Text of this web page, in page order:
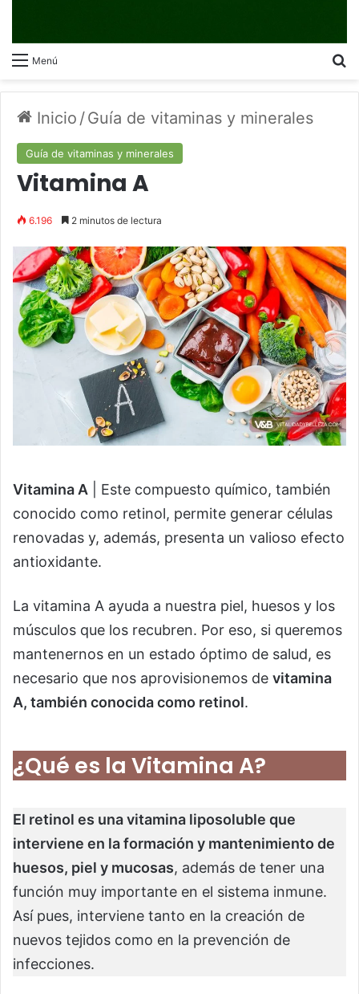
Menú
Inicio /Guía de vitaminas y minerales
Guía de vitaminas y minerales
Vitamina A
6.196 2 minutos de lectura
Vitamina A | Este compuesto químico, también
conocido como retinol, permite generar células
renovadas y, además, presenta un valioso efecto
antioxidante.
La vitamina A ayuda a nuestra piel, huesos y los
músculos que los recubren. Por eso, si queremos
mantenernos en un estado óptimo de salud, es
necesario que nos aprovisionemos de vitamina
A, también conocida como retinol.
¿Qué es la Vitamina A?
El retinol es una vitamina liposoluble que
interviene en la formación y mantenimiento de
huesos, piel y mucosas, además de tener una
función muy importante en el sistema inmune.
Así pues, interviene tanto en la creación de
nuevos tejidos como en la prevención de
infecciones.